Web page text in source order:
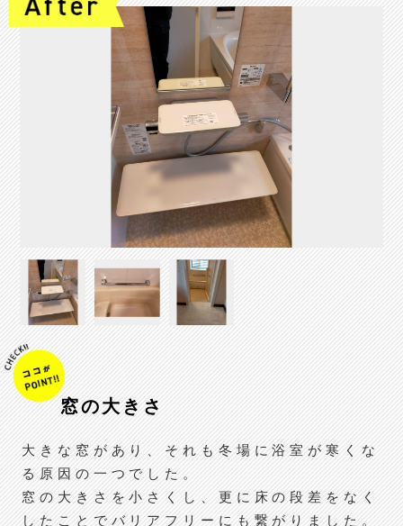
窓の大きさ
大きな窓があり、それも冬場に浴室が寒くな
る原因の一つでした。
窓の大きさを小さくし、更に床の段差をなく
したことでバリアフリーにも繋がりました。